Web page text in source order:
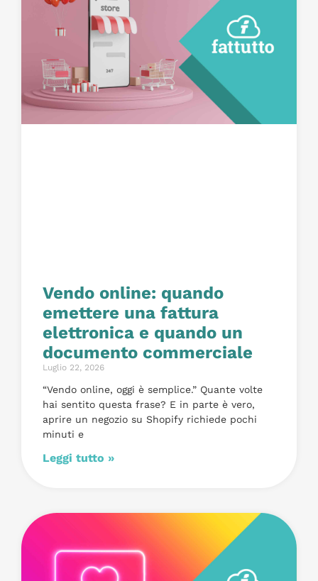
Vendo online: quando
emettere una fattura
elettronica e quando un
documento commerciale
Luglio 22, 2026
“Vendo online, oggi è semplice.” Quante volte
hai sentito questa frase? E in parte è vero,
aprire un negozio su Shopify richiede pochi
minuti e
Leggi tutto »